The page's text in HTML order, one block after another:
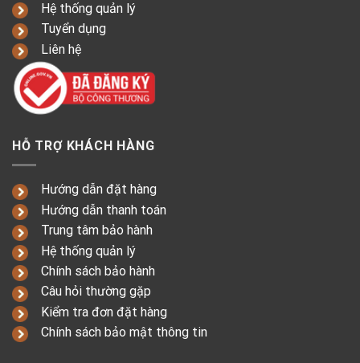
Hệ thống quản lý
Tuyển dụng
Liên hệ
HỖ TRỢ KHÁCH HÀNG
Hướng dẫn đặt hàng
Hướng dẫn thanh toán
Trung tâm bảo hành
Hệ thống quản lý
Chính sách bảo hành
Câu hỏi thường gặp
Kiểm tra đơn đặt hàng
Chính sách bảo mật thông tin